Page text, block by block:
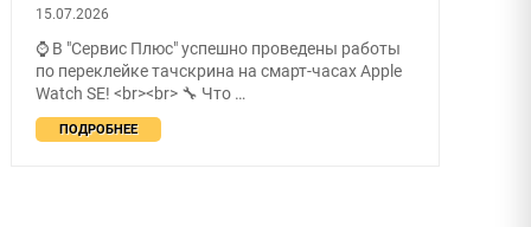
15.07.2026
⌚ В "Сервис Плюс" успешно проведены работы
по переклейке тачскрина на смарт-часах Apple
Watch SE! <br><br> 🔧 Что …
ПОДРОБНЕЕ